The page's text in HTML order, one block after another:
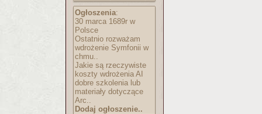
Ogłoszenia:
30 marca 1689r w
Polsce
Ostatnio rozważam
wdrożenie Symfonii w
chmu..
Jakie są rzeczywiste
koszty wdrożenia AI
dobre szkolenia lub
materiały dotyczące
Arc..
Dodaj ogłoszenie..